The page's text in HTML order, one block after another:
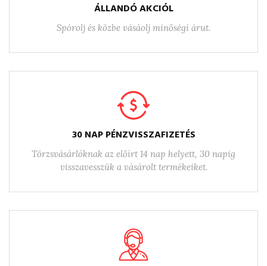
ÁLLANDÓ AKCIÓL
Spórolj és közbe vásáolj minőségi árut.
30 NAP PÉNZVISSZAFIZETÉS
Törzsvásárlóknak az előírt 14 nap helyett, 30 napig
visszavesszük a vásárolt termékeiket.